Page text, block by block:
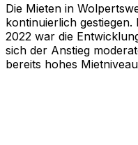
Die Mieten in
kontinuierlich
2022 war die
sich der Anstieg
bereits hohes